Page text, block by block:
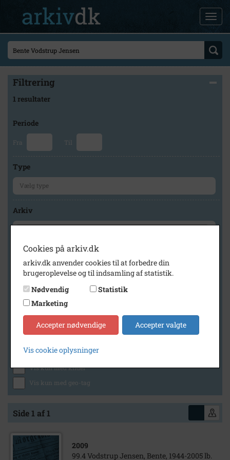
Filtrering
1 resultater
Periode
Fra Til
Type
Arkiv
Geografi
Generelt
Vis kun med billeder
Vis kun med lydklip
Vis kun med kilder
Vis kun med geo-tag
Side 1 af 1
2009
99.4 Vodstrup Jensen, Bente, 1944-2005 lb.
Cookies på arkiv.dk
arkiv.dk anvender cookies til at forbedre din
brugeroplevelse og til indsamling af statistik.
Nødvendig
Statistik
Marketing
Accepter nødvendige Accepter valgte
Vis cookie oplysninger